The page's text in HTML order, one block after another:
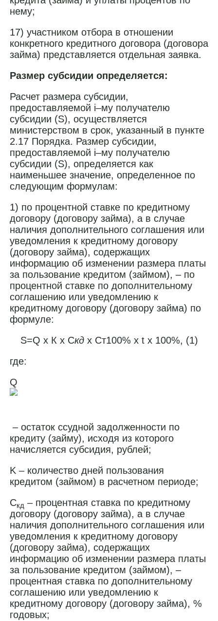
нему;
17) участником отбора в отношении
конкретного кредитного договора (договора
займа) представляется отдельная заявка.
Размер субсидии определяется:
Расчет размера субсидии,
предоставляемой i–му получателю
субсидии (S), осуществляется
министерством в срок, указанный в пункте
2.17 Порядка. Размер субсидии,
предоставляемой i–му получателю
субсидии (S), определяется как
наименьшее значение, определенное по
следующим формулам:
1) по процентной ставке по кредитному
договору (договору займа), а в случае
наличия дополнительного соглашения или
уведомления к кредитному договору
(договору займа), содержащих
информацию об изменении размера платы
за пользование кредитом (займом), – по
процентной ставке по дополнительному
соглашению или уведомлению к
кредитному договору (договору займа) по
формуле:
S=Q х К х Скдх Ст100% х t х 100%, (1)
где:
Q
– остаток ссудной задолженности по
кредиту (займу), исходя из которого
начисляется субсидия, рублей;
K – количество дней пользования
кредитом (займом) в расчетном периоде;
Скд – процентная ставка по кредитному
договору (договору займа), а в случае
наличия дополнительного соглашения или
уведомления к кредитному договору
(договору займа), содержащих
информацию об изменении размера платы
за пользование кредитом (займом), –
процентная ставка по дополнительному
соглашению или уведомлению к
кредитному договору (договору займа), %
годовых;